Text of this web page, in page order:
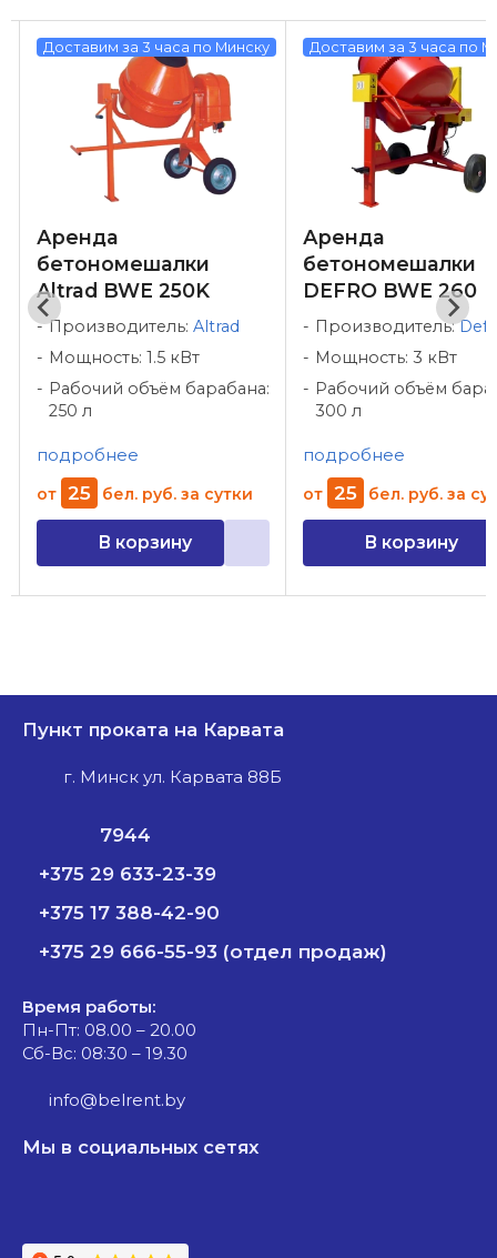
Доставим за 3 часа по Минску
Аренда
бетономешалки
Altrad BWE 250K
Производитель: Altrad
Мощность: 1.5 кВт
Рабочий объём барабана:
250 л
подробнее
от 25 бел. руб. за сутки
В корзину
Доставим за 3 часа по
Аренда
бетономешалки
DEFRO BWE 260
Производитель:
Мощность: 3 кВт
Рабочий объём
300 л
подробнее
от 25 бел. руб. за
В корзину
Пункт проката на Карвата
г. Минск ул. Карвата 88Б
7944
+375 29 633-23-39
+375 17 388-42-90
+375 29 666-55-93 (отдел продаж)
Время работы:
Пн-Пт: 08.00 – 20.00
Сб-Вс: 08:30 – 19.30
info@belrent.by
Мы в социальных сетях